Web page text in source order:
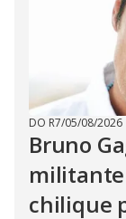
DO R7/05/08/2026
Bruno
chilique